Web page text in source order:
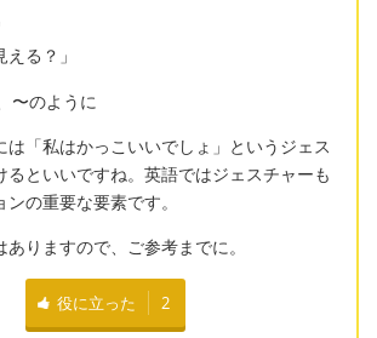
える？」
〜のように
は「私はかっこいいでしょ」というジェス
るといいですね。英語ではジェスチャーも
の重要な要素です。
りますので、ご参考までに。
役に立った 2